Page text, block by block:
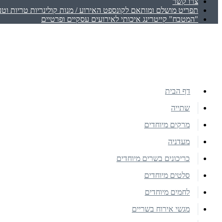
תפריט מושלם ומותאם לקונספט האירוע / מנות קולינריות טריות
"המטבח" קייטרינג איכותי לאירועים עסקיים ופרטיים
דף הבית
שתייה
מרקים מיוחדים
מעדניה
כריכונים בשרים מיוחדים
סלטים מיוחדים
לחמים מיוחדים
מגשי אירוח בשריים